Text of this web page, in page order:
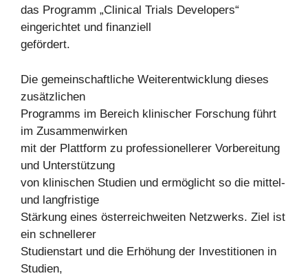
das Programm „Clinical Trials Developers“
eingerichtet und finanziell
gefördert.
Die gemeinschaftliche Weiterentwicklung dieses
zusätzlichen
Programms im Bereich klinischer Forschung führt
im Zusammenwirken
mit der Plattform zu professionellerer Vorbereitung
und Unterstützung
von klinischen Studien und ermöglicht so die mittel-
und langfristige
Stärkung eines österreichweiten Netzwerks. Ziel ist
ein schnellerer
Studienstart und die Erhöhung der Investitionen in
Studien,